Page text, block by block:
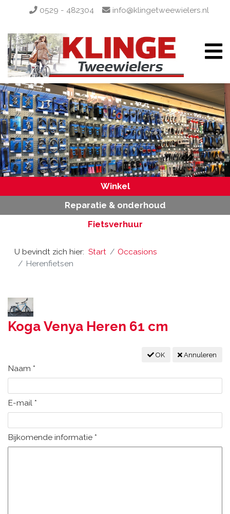
0529 - 482304 info@klingetweewielers.nl
Winkel
Reparatie & onderhoud
Fietsverhuur
U bevindt zich hier: Start
Occasions
Herenfietsen
Koga Venya Heren 61 cm
OK Annuleren
Naam *
E-mail *
Bijkomende informatie *